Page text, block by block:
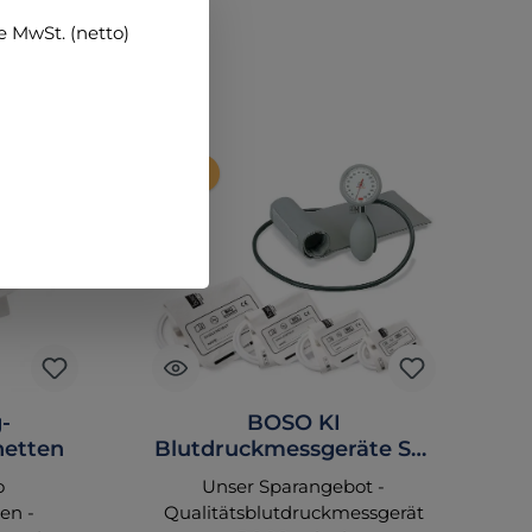
-
BOSO KI
Blutdruckmessgeräte Set
mit 4 Manschetten S bis
XL
Unser Sparangebot -
Qualitätsblutdruckmessgerät
MwSt. (netto)